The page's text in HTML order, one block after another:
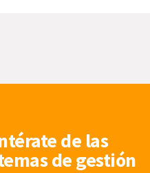
de las
de gestión